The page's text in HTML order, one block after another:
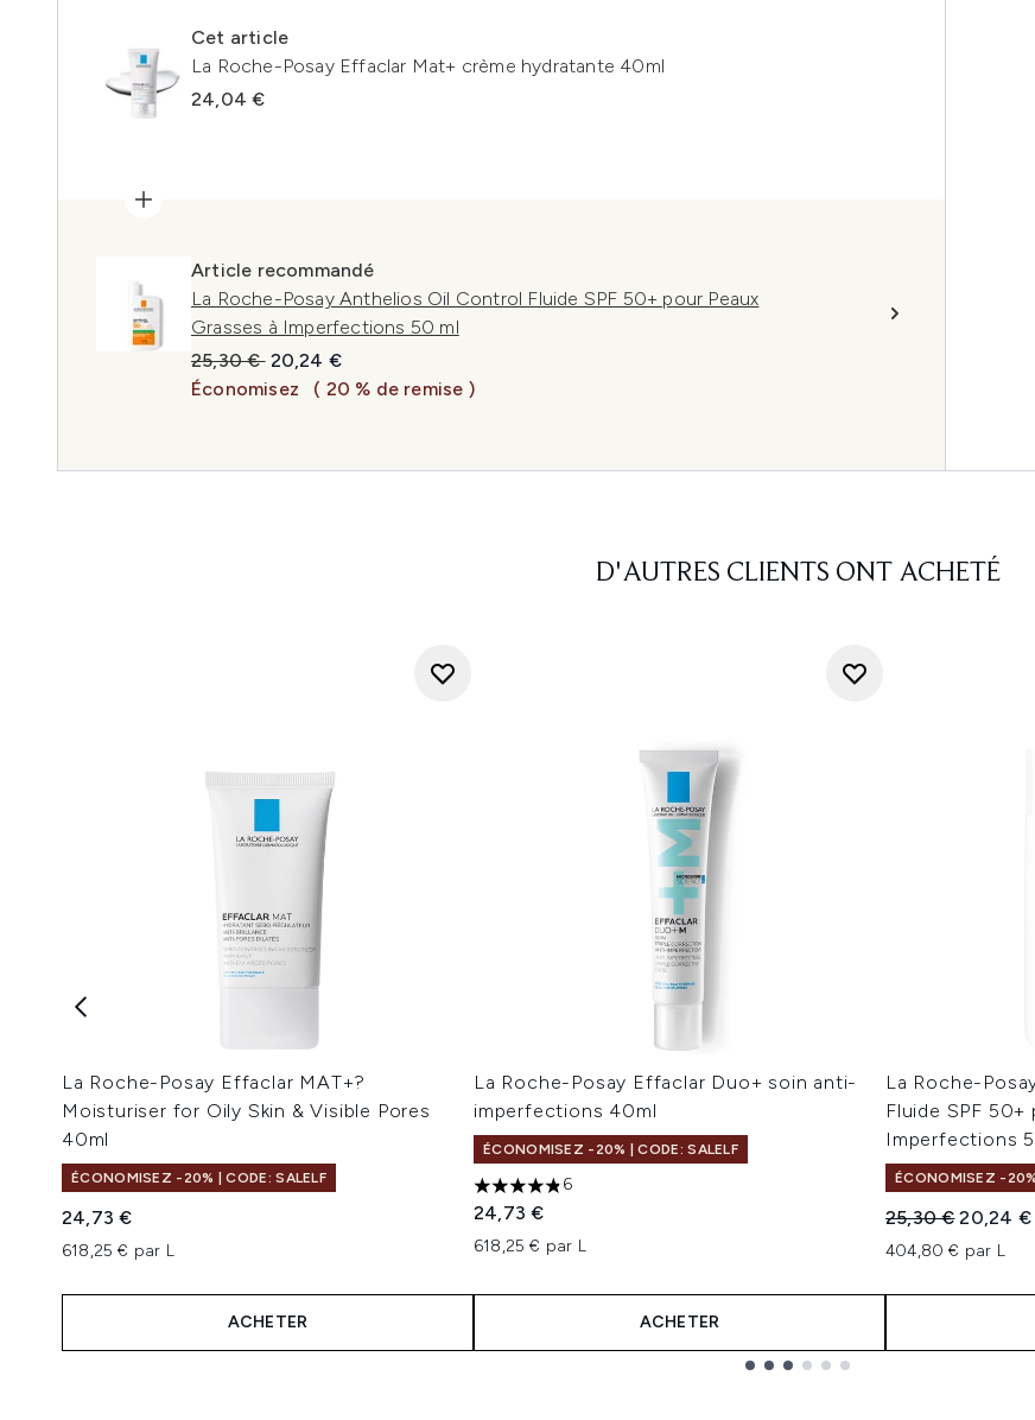
Cet article
La Roche-Posay Effaclar Mat+ crème hydratante 40ml
24,04 €
Article recommandé
La Roche-Posay Anthelios Oil Control Fluide SPF 50+ pour Peaux
Grasses à Imperfections 50 ml
Prix de vente :
25,30 € Prix ​​actuel :
20,24 €
Économisez
( 20 % de remise )
D'AUTRES CLIENTS ONT ACHETÉ
La Roche-Posay Effaclar MAT+?
Moisturiser for Oily Skin & Visible Pores
40ml
ÉCONOMISEZ -20% | CODE: SALELF
24,73 €
618,25 € par L
ACHETER
La Roche-Posay Effaclar Duo+ soin anti-
imperfections 40ml
ÉCONOMISEZ -20% | CODE: SALELF
4.83 étoiles sur un maximum de 5
6
24,73 €
618,25 € par L
ACHETER
La Roche-
Fluide SPF 50+
Imperfections
ÉCONOMISEZ -
Prix de vente :
25,30 €Prix
20,24 €
404,80 € par L